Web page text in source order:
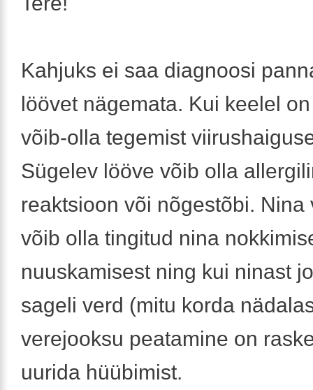
Kahjuks ei saa diagnoosi
löövet nägemata. Kui keelel
võib-olla tegemist
Sügelev lööve võib olla
reaktsioon või nõgestõbi. Nina
võib olla tingitud nina
nuuskamisest ning kui ninast
sageli verd (mitu korda
verejooksu peatamine on
uurida hüübimist.